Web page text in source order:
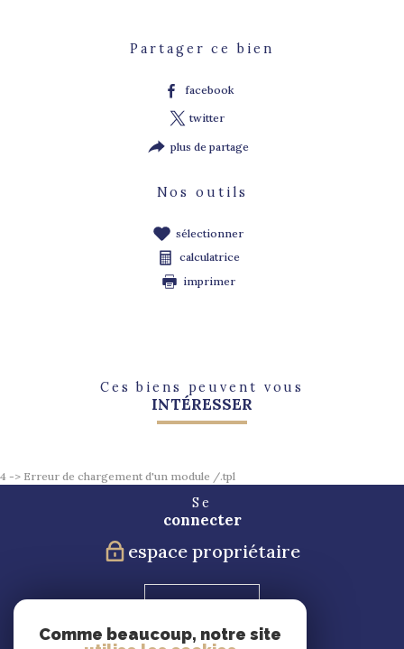
Partager ce bien
facebook
twitter
plus de partage
Nos outils
sélectionner
calculatrice
imprimer
Ces biens peuvent vous
INTÉRESSER
4 -> Erreur de chargement d'un module /.tpl
Se
connecter
espace propriétaire
Comme beaucoup, notre site